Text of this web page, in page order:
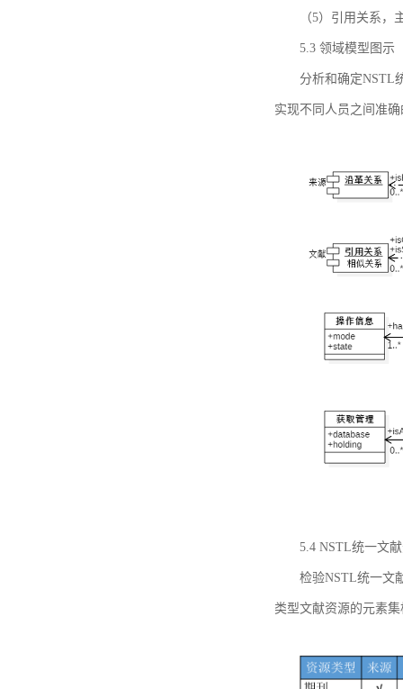
（5）引用关系，
5.3 领域模型图示
分析和确定NSTL
实现不同人员之间准
5.4 NSTL统一文
检验NSTL统一文
类型文献资源的元素